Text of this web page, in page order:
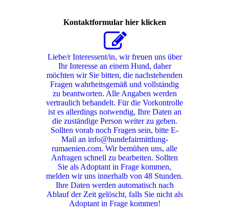
Kontaktformular hier klicken
Liebe/r Interessent/in, wir freuen uns über
Ihr Interesse an einem Hund, daher
möchten wir Sie bitten, die nachstehenden
Fragen wahrheitsgemäß und vollständig
zu beantworten. Alle Angaben werden
vertraulich behandelt. Für die Vorkontrolle
ist es allerdings notwendig, Ihre Daten an
die zuständige Person weiter zu geben.
Sollten vorab noch Fragen sein, bitte E-
Mail an info@hundefairmittlung-
rumaenien.com. Wir bemühen uns, alle
Anfragen schnell zu bearbeiten. Sollten
Sie als Adoptant in Frage kommen,
melden wir uns innerhalb von 48 Stunden.
Ihre Daten werden automatisch nach
Ablauf der Zeit gelöscht, falls Sie nicht als
Adoptant in Frage kommen!